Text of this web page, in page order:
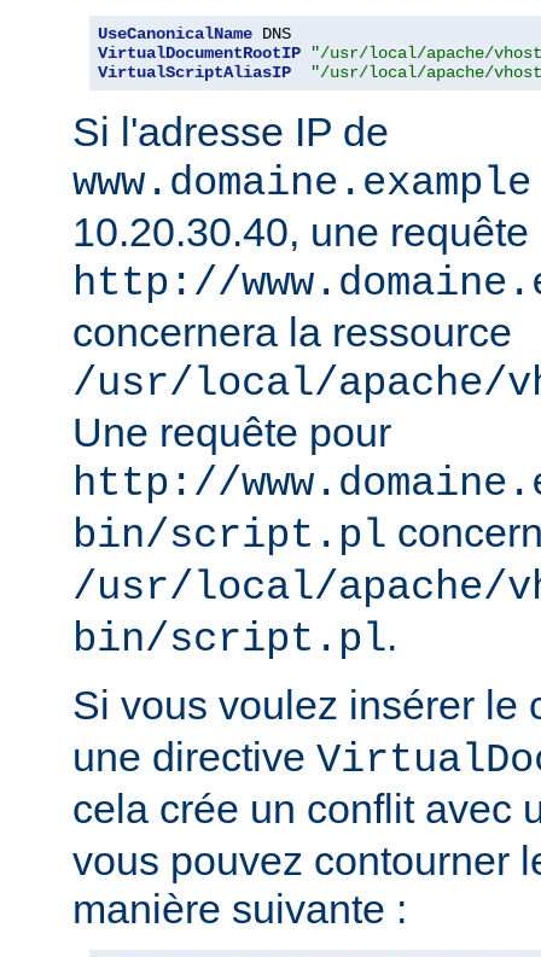
UseCanonicalName
VirtualDocumentRootIP
"/usr/local/apache/
VirtualScriptAliasIP
"/usr/local/apache/
Si l'adresse IP de
10.20.30.40, une requête
http://
concernera la ressource
/usr/local/apache/
Une requête pour
http://
bin/script.pl
/usr/local/apache/
bin/script.pl.
Si vous voulez insérer le
une directive
cela crée un conflit avec
vous pouvez contourner
manière suivante :